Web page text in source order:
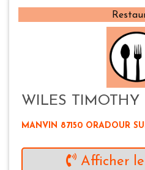
WILES TIMOTHY
MANVIN 87150 ORADOUR
Afficher le